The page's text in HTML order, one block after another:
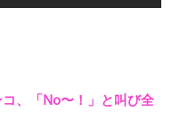
、「No〜！」と叫び全